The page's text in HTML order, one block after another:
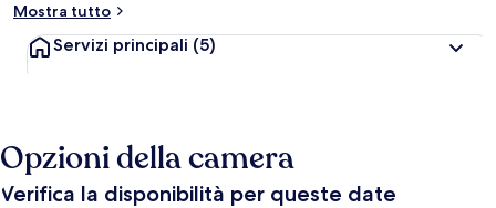
Mostra tutto
Servizi principali (5)
Opzioni della camera
Verifica la disponibilità per queste date